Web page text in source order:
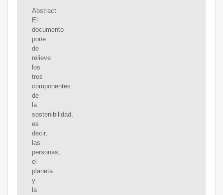
Abstract
El
documento
pone
de
relieve
los
tres
componentes
de
la
sostenibilidad,
es
decir,
las
personas,
el
planeta
y
la